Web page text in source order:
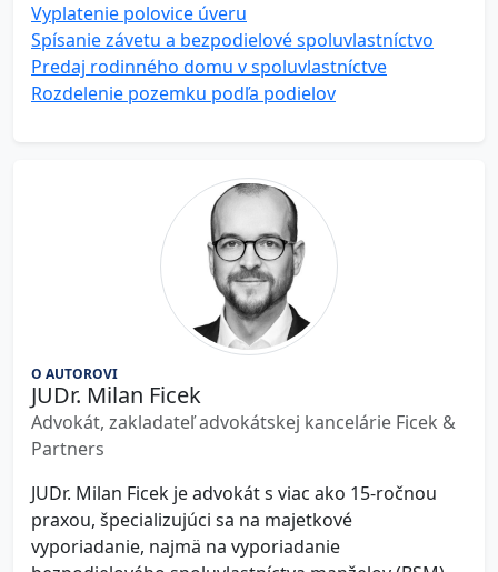
Vyplatenie polovice úveru
Spísanie závetu a bezpodielové spoluvlastníctvo
Predaj rodinného domu v spoluvlastníctve
Rozdelenie pozemku podľa podielov
O AUTOROVI
JUDr. Milan Ficek
Advokát, zakladateľ advokátskej kancelárie Ficek &
Partners
JUDr. Milan Ficek je advokát s viac ako 15-ročnou
praxou, špecializujúci sa na majetkové
vyporiadanie, najmä na vyporiadanie